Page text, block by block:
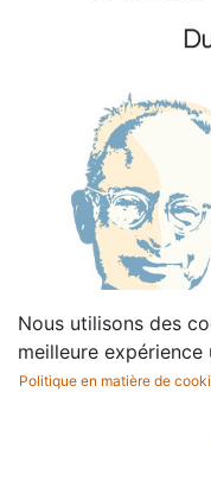
Nous utilisons des
meilleure
Politique en matière de